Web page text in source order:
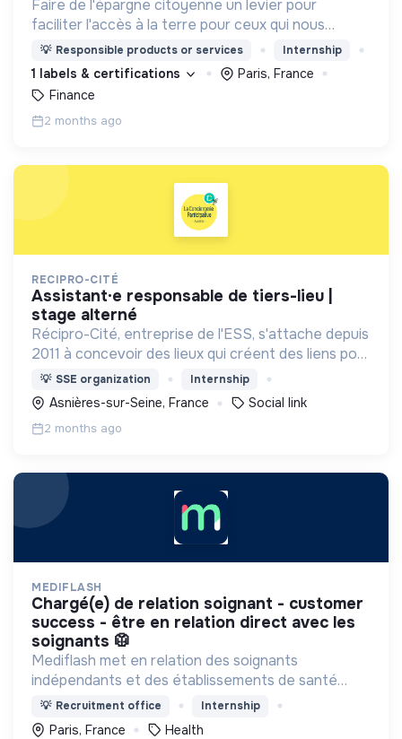
Faire de l'épargne citoyenne un levier pour
faciliter l'accès à la terre pour ceux qui nous
nourrissent
💡 Responsible products or services Internship
1 labels & certifications
Paris, France
Finance
2 months ago
RECIPRO-CITÉ
assistant·e responsable de tiers-lieu |
stage alterné
Récipro-Cité, entreprise de l'ESS, s'attache depuis
2011 à concevoir des lieux qui créent des liens pour
imaginer la ville solidaire de demain.
💡 SSE organization Internship
Asnières-sur-Seine, France Social link
2 months ago
MEDIFLASH
chargé(e) de relation soignant - customer
success - être en relation direct avec les
soignants 🥼
Mediflash met en relation des soignants
indépendants et des établissements de santé
pour des missions de renfort valorisantes et très
bien rémunérées !
💡 Recruitment office Internship
Paris, France Health